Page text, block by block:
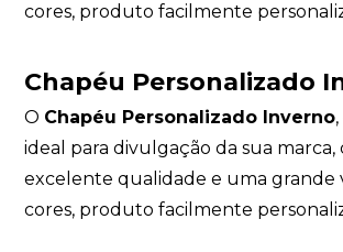
cores, produto facilmente
Chapéu Personalizado
O Chapéu Personalizado Inverno
ideal para divulgação da sua marca,
excelente qualidade e uma grande
cores, produto facilmente